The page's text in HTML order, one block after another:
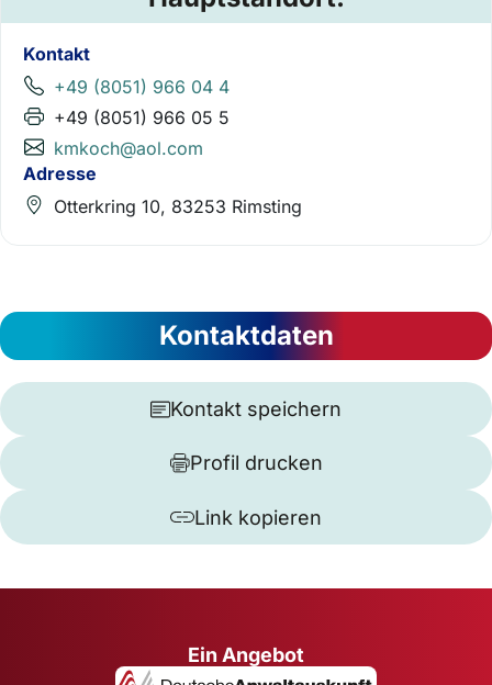
Kontakt
+49 (8051) 966 04 4
+49 (8051) 966 05 5
kmkoch@aol.com
Adresse
Otterkring 10, 83253 Rimsting
Kontaktdaten
Kontakt speichern
Profil drucken
Link kopieren
Ein Angebot